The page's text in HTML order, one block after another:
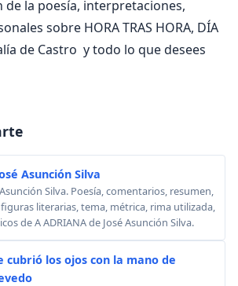
de la poesía, interpretaciones,
sobre HORA TRAS HORA, DÍA
de Castro y todo lo que desees
Asunción Silva
Silva. Poesía, comentarios, resumen,
literarias, tema, métrica, rima utilizada,
de A ADRIANA de José Asunción Silva.
cubrió los ojos con la mano de